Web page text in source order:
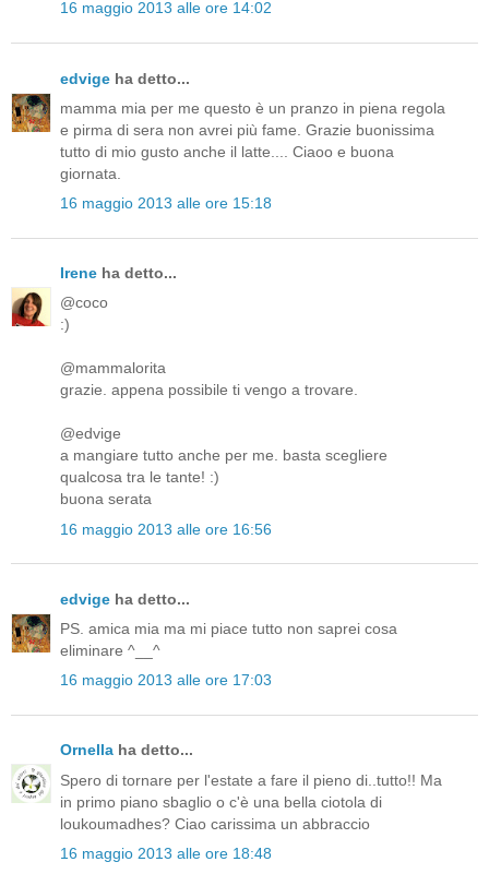
16 maggio 2013 alle ore 14:02
edvige ha detto...
mamma mia per me questo è un pranzo in piena regola
e pirma di sera non avrei più fame. Grazie buonissima
tutto di mio gusto anche il latte.... Ciaoo e buona
giornata.
16 maggio 2013 alle ore 15:18
Irene ha detto...
@coco
:)
@mammalorita
grazie. appena possibile ti vengo a trovare.
@edvige
a mangiare tutto anche per me. basta scegliere
qualcosa tra le tante! :)
buona serata
16 maggio 2013 alle ore 16:56
edvige ha detto...
PS. amica mia ma mi piace tutto non saprei cosa
eliminare ^__^
16 maggio 2013 alle ore 17:03
Ornella ha detto...
Spero di tornare per l'estate a fare il pieno di..tutto!! Ma
in primo piano sbaglio o c'è una bella ciotola di
loukoumadhes? Ciao carissima un abbraccio
16 maggio 2013 alle ore 18:48